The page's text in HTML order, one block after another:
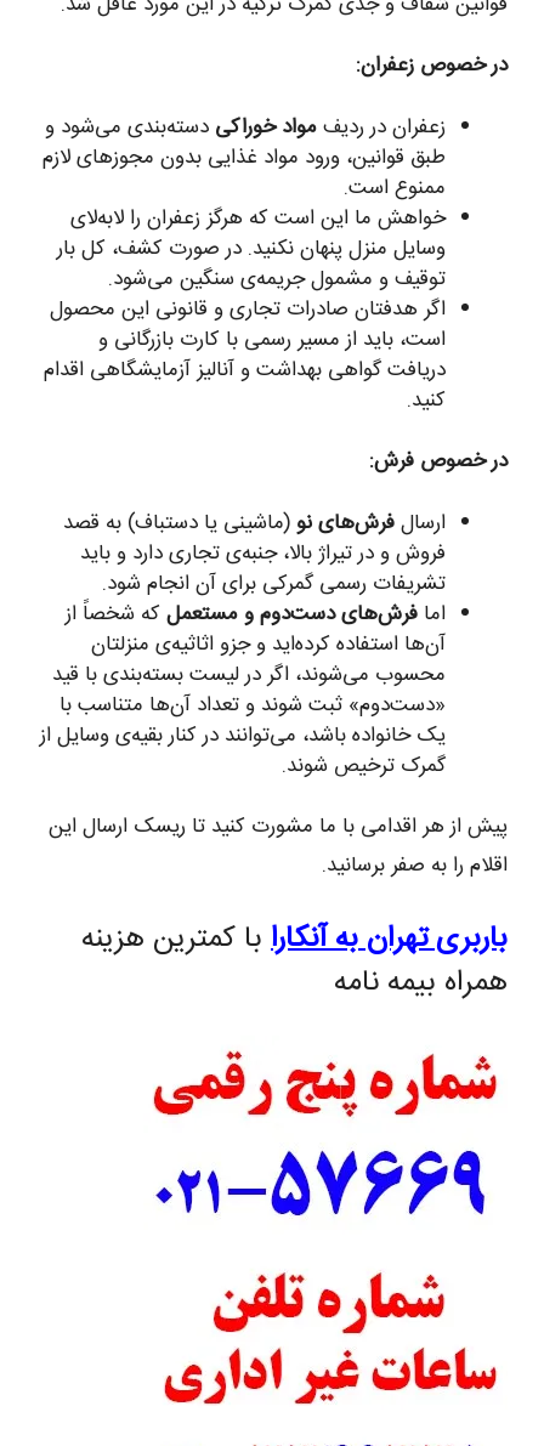
در خصوص زعفران:
زعفران در ردیفمواد خوراکی دسته‌بندی می‌شود و
طبق قوانین، ورود مواد غذایی بدون مجوزهای لازم
ممنوع است.
خواهش ما این است که هرگز زعفران را لابه‌لای
وسایل منزل پنهان نکنید. در صورت کشف، کل بار
توقیف و مشمول جریمه‌ی سنگین می‌شود.
اگر هدفتان صادرات تجاری و قانونی این محصول
است، باید از مسیر رسمی با کارت بازرگانی و
دریافت گواهی بهداشت و آنالیز آزمایشگاهی اقدام
کنید.
در خصوص فرش:
ارسالفرش‌های نو(ماشینی یا دستباف) به قصد
فروش و در تیراژ بالا، جنبه‌ی تجاری دارد و باید
تشریفات رسمی گمرکی برای آن انجام شود.
اما فرش‌های دست‌دوم و مستعمل که شخصاً از
آن‌ها استفاده کرده‌اید و جزو اثاثیه‌ی منزلتان
محسوب می‌شوند، اگر در لیست بسته‌بندی با قید
«دست‌دوم» ثبت شوند و تعداد آن‌ها متناسب با
یک خانواده باشد، می‌توانند در کنار بقیه‌ی وسایل از
گمرک ترخیص شوند.
پیش از هر اقدامی با ما مشورت کنید تا ریسک ارسال این
اقلام را به صفر برسانید.
باربری تهران به آنکارا با کمترین هزینه
همراه بیمه نامه